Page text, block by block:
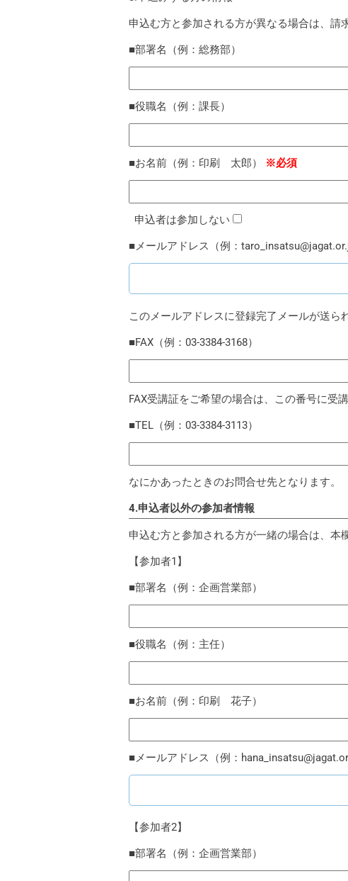
申込む方と参加される方が異なる場合は、請
■部署名（例：総務部）
■役職名（例：課長）
■お名前（例：印刷 太郎） ※必須
申込者は参加しない
■メールアドレス（例：
このメールアドレスに登録完了メールが送ら
■FAX（例：03-3384-3168）
FAX受講証をご希望の場合は、この番号に受
■TEL（例：03-3384-3113）
なにかあったときのお問合せ先となります。
4.申込者以外の参加者情報
申込む方と参加される方が一緒の場合は、本
【参加者1】
■部署名（例：企画営業部）
■役職名（例：主任）
■お名前（例：印刷 花子）
■メールアドレス（例：
【参加者2】
■部署名（例：企画営業部）